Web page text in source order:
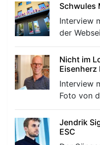
Schwules
Interview
der
Nicht im
Eisenherz
Interview
Foto von
Jendrik
ESC